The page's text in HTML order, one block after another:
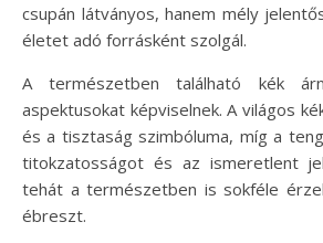
csupán látványos, hanem mély
életet adó forrásként szolgál.
A természetben található kék
aspektusokat képviselnek. A világos
és a tisztaság szimbóluma, míg a
titokzatosságot és az ismeretlent
tehát a természetben is sokféle
ébreszt.